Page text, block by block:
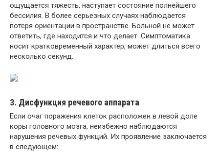
ощущается тяжесть, наступает состояние полнейшего
бессилия. В более серьезных случаях наблюдается
потеря ориентации в пространстве. Больной не может
ответить, где находится и что делает. Симптоматика
носит кратковременный характер, может длиться всего
несколько секунд.
3. Дисфункция речевого аппарата
Если очаг поражения клеток расположен в левой доле
коры головного мозга, неизбежно наблюдаются
нарушения речевых функций. Их проявление заключается
в следующем: